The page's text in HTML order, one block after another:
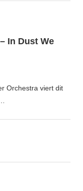
In Dust We
Orchestra viert dit